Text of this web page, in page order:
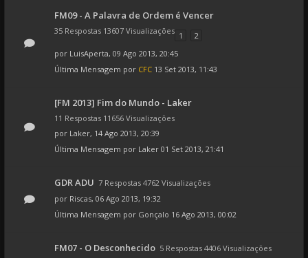
FM09 - A Palavra de Ordem é Vencer
35 Respostas 13607 Visualizações 1
2
por LuisAperta, 09 Ago 2013, 20:45
Última Mensagem por CFC 13 Set 2013, 11:43
[FM 2013] Fim do Mundo - Laker
11 Respostas 11656 Visualizações
por Laker, 14 Ago 2013, 20:39
Última Mensagem por Laker 01 Set 2013, 21:41
GDR ADU 7 Respostas 4762 Visualizações
por Riscas, 06 Ago 2013, 19:32
Última Mensagem por Gonçalo 16 Ago 2013, 00:02
FM07 - O Desconhecido 5 Respostas 4406 Visualizações